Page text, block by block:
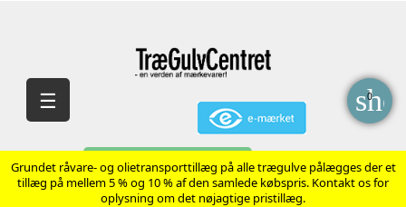
AVANCERET SØGNING
0
Skift
navigation
☰
Grundet råvare- og olietransporttillæg på alle trægulve pålægges der et
tillæg på mellem 5 % og 10 % af den samlede købspris. Kontakt os for
oplysning om det nøjagtige pristillæg.